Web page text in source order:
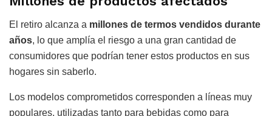
El retiro alcanza a millones de termos vendidos durante
años, lo que amplía el riesgo a una gran cantidad de
consumidores que podrían tener estos productos en sus
hogares sin saberlo.
Los modelos comprometidos corresponden a líneas muy
populares, utilizadas tanto para bebidas como para